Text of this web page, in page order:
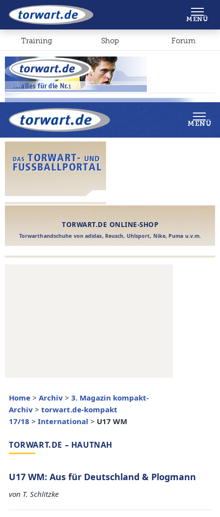
Shop Forum
MENÜ
Home > Archiv > 3. Magazin kompakt-
Archiv > torwart.de-kompakt
17/18 > International > U17 WM
TORWART.DE – HAUTNAH
U17 WM: Aus für Deutschland & Plogmann
von T. Schlitzke